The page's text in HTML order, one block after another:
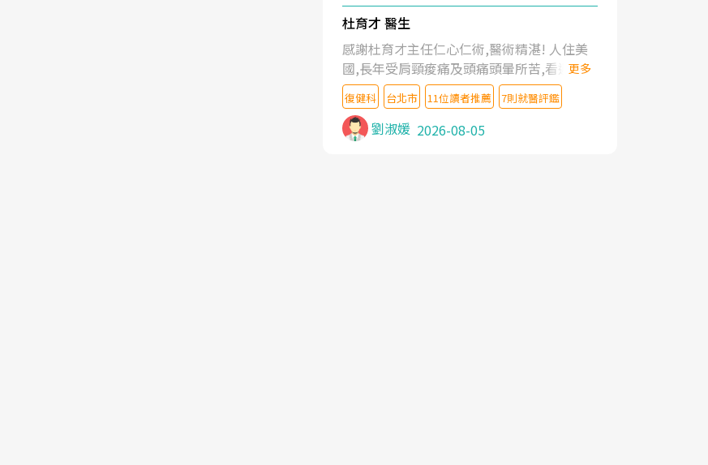
杜育才 醫生
感謝杜育才主任仁心仁術,醫術精湛! 人住美
國,長年受肩頸痠痛及頭痛頭暈所苦,看遍名醫
教授,做了各種檢查,也嘗試過西醫打針,中醫
針灸及物理徒手治療都沒有用,後來連吃到嗎
啡類止痛藥都效果有限,只是壓症狀,沒多久就
痛起來,多年失眠嚴重影響生活品質. 台灣親
更多
復健科 台北市 11位讀者推薦 7則就醫評鑑
劉淑媛 2026-08-05